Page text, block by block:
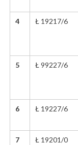
4 Ł 19217/6
5 Ł 99227/6
6 Ł 19227/6
7 Ł 19201/0